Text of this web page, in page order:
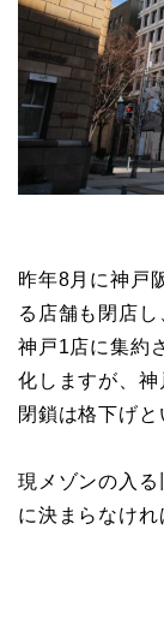
昨年8月に神戸
る店舗も閉店
神戸1店に集約
化しますが、
閉鎖は格下げと
現メゾンの入
に決まらなけれ